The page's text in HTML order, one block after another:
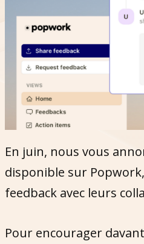
En juin, nous vous
disponible sur
feedback avec leurs
Pour encourager